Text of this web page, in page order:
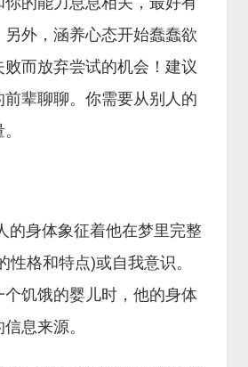
外，涵养心态开始蠢蠢欲
而放弃尝试的机会！建议
辈聊聊。你需要从别人的
的身体象征着他在梦里完整
性格和特点)或自我意识。
个饥饿的婴儿时，他的身体
息来源。